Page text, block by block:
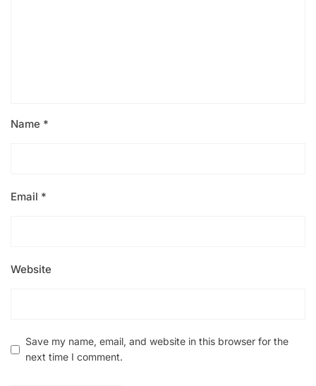
Name *
Email *
Website
Save my name, email, and website in this browser for the
next time I comment.